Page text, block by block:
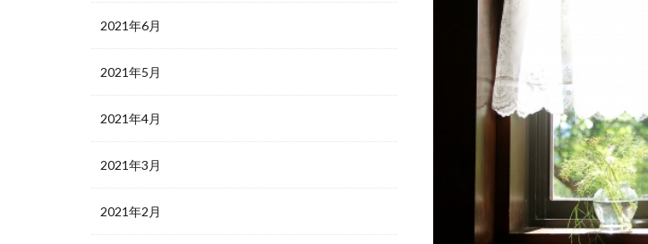
2021年6月
2021年5月
2021年4月
2021年3月
2021年2月